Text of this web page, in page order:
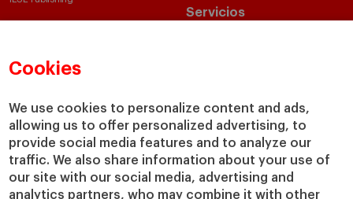
Cookies
We use cookies to personalize content and ads,
allowing us to offer personalized advertising, to
provide social media features and to analyze our
traffic. We also share information about your use of
our site with our social media, advertising and
analytics partners, who may combine it with other
Servicios
Jobs @IESE
Préstamos y becas